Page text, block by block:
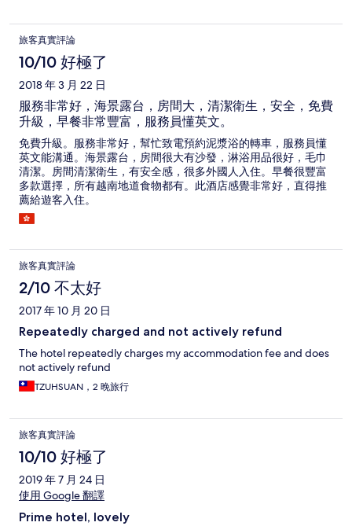
旅客真實評論
10/10 好極了
2018 年 3 月 22 日
服務非常好，海景露台，房間大，清潔衛生，安全，免費
升級，早餐非常豐富，服務員懂英文。
免費升級。服務非常好，幫忙致電預約泥漿浴的轉車，服務員懂
英文能溝通。海景露台，房間很大有沙發，淋浴用品很好，毛巾
清潔。房間清潔衛生，有安全感，很多外國人入住。早餐很豐富
多款選擇，所有越南地道食物都有。此酒店感覺非常好，直得推
薦給遊客入住。
旅客真實評論
2/10 不太好
2017 年 10 月 20 日
Repeatedly charged and not actively refund
The hotel repeatedly charges my accommodation fee and does
not actively refund
TZUHSUAN，2 晚旅行
旅客真實評論
10/10 好極了
2019 年 7 月 24 日
使用 Google 翻譯
Prime hotel, lovely